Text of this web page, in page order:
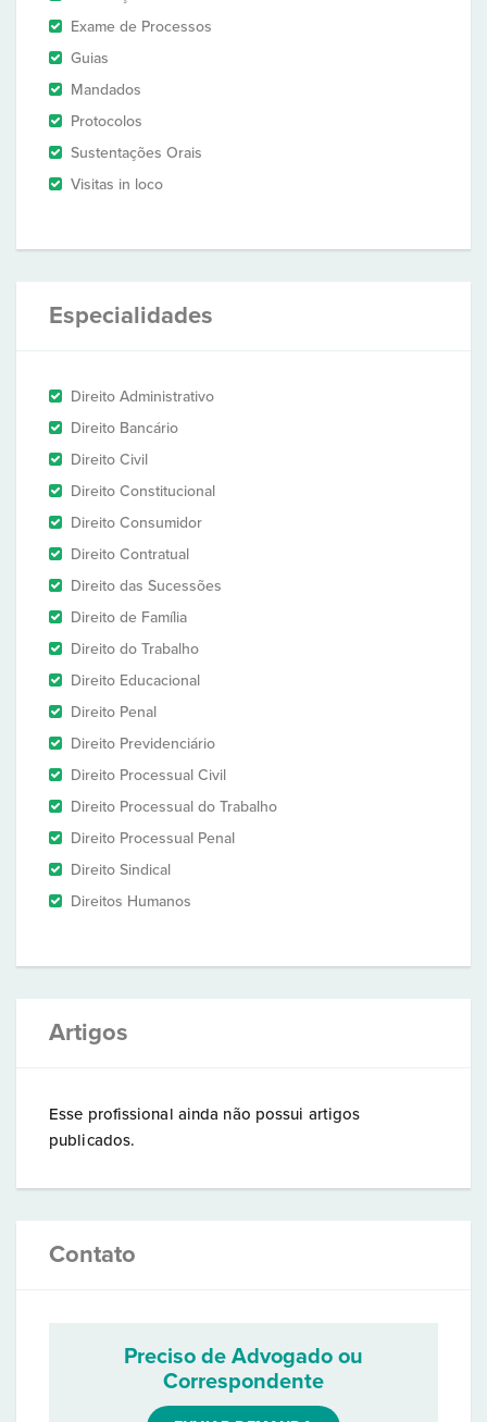
Exame de Processos
Guias
Mandados
Protocolos
Sustentações Orais
Visitas in loco
Especialidades
Direito Administrativo
Direito Bancário
Direito Civil
Direito Constitucional
Direito Consumidor
Direito Contratual
Direito das Sucessões
Direito de Família
Direito do Trabalho
Direito Educacional
Direito Penal
Direito Previdenciário
Direito Processual Civil
Direito Processual do Trabalho
Direito Processual Penal
Direito Sindical
Direitos Humanos
Artigos
Esse profissional ainda não possui artigos
publicados.
Contato
Preciso de Advogado ou
Correspondente